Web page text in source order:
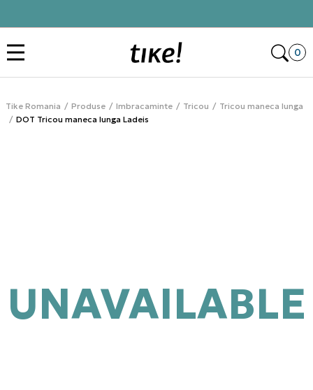
0
Tike Romania Produse Imbracaminte Tricou
Tricou maneca lunga
DOT Tricou maneca lunga Ladeis
UNAVAILABLE